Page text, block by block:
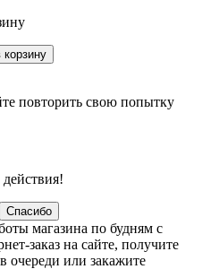
повторить свою попытку
Спасибо
магазина по будням с
заказ на сайте, получите
очереди или закажите